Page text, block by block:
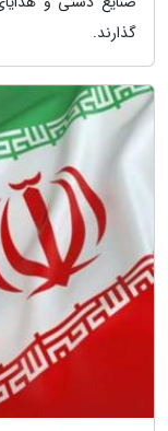
گذارند.